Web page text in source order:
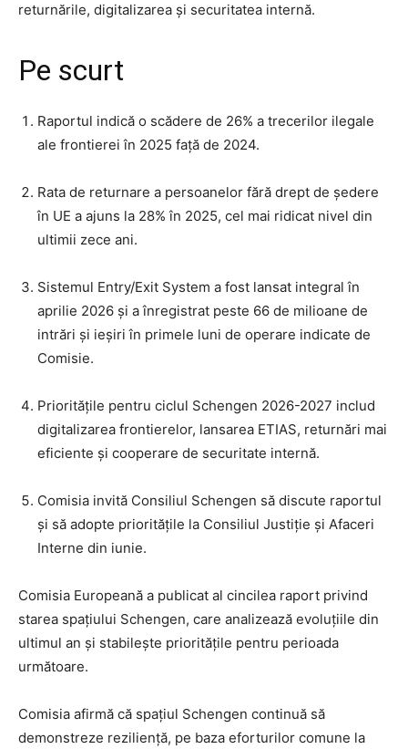
returnările, digitalizarea și securitatea internă.
Pe scurt
Raportul indică o scădere de 26% a trecerilor ilegale
ale frontierei în 2025 față de 2024.
Rata de returnare a persoanelor fără drept de ședere
în UE a ajuns la 28% în 2025, cel mai ridicat nivel din
ultimii zece ani.
Sistemul Entry/Exit System a fost lansat integral în
aprilie 2026 și a înregistrat peste 66 de milioane de
intrări și ieșiri în primele luni de operare indicate de
Comisie.
Prioritățile pentru ciclul Schengen 2026-2027 includ
digitalizarea frontierelor, lansarea ETIAS, returnări mai
eficiente și cooperare de securitate internă.
Comisia invită Consiliul Schengen să discute raportul
și să adopte prioritățile la Consiliul Justiție și Afaceri
Interne din iunie.
Comisia Europeană a publicat al cincilea raport privind
starea spațiului Schengen, care analizează evoluțiile din
ultimul an și stabilește prioritățile pentru perioada
următoare.
Comisia afirmă că spațiul Schengen continuă să
demonstreze reziliență, pe baza eforturilor comune la